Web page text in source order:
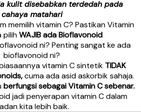
kulit disebabkan terdedah pada
cahaya matahari
memilih vitamin C? Pastikan Vitamin
pilihWAJIB ada Bioflavonoid
ni? Penting sangat ke ada
bioflavonoid ni?
vitamin C sintetik TIDAK
cuma ada asid askorbik sahaja.
berfungsi sebagai Vitamin C sebenar.
jadi penyerapan vitamin C dalam
kita lebih baik.